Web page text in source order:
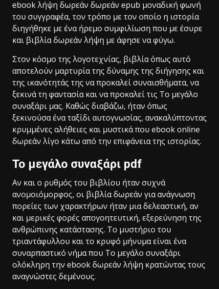
ebook λήψη δωρεάν δωρεάν epub μοναδική φωνή
του συγγραφέα, τον τρόπο με τον οποίο η ιστορία
διηγήθηκε με ένα ήρεμο συμφιλίωση που με έσυρε
και βιβλία δωρεάν λήψη με άφησε να φύγω.
Στον κόσμο της λογοτεχνίας, βιβλία όπως αυτό
αποτελούν μαρτυρία της δύναμης της διήγησης και
της ικανότητάς της να προκαλεί συναισθήματα, να
ξεκινά τη φαντασία και να προκαλεί τις Το μεγάλο
συναξάρι μας. Καθώς διαβάζω, ήταν όπως
ξεκινούσα ένα ταξίδι αυτογνωσίας, ανακαλύπτοντας
κρυμμένες αλήθειες και μυστικά που ebook online
δωρεάν λίγο κάτω από την επιφάνεια της ιστορίας.
Το μεγάλο συναξάρι pdf
Αν και ο ρυθμός του βιβλίου ήταν συχνά
ανομοιόμορφος, οι βιβλία δωρεάν για ανάγνωση
πορείες των χαρακτήρων ήταν μια δελεαστική, αν
και μερικές φορές απογοητευτική, εξερεύνηση της
ανθρώπινης κατάστασης. Το μυστήριο του
τριαντάφυλλου και το κρυφό μήνυμα είναι ένα
συναρπαστικό νήμα που Το μεγάλο συναξάρι
ολόκληρη την ebook δωρεάν λήψη κρατώντας τους
αναγνώστες δεμένους.